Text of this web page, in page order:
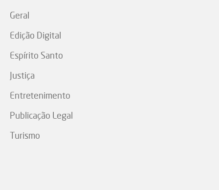
Geral
Edição Digital
Espírito Santo
Justiça
Entretenimento
Publicação Legal
Turismo